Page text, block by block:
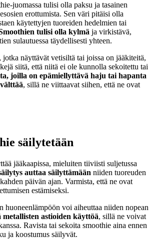
juomassa tulisi olla paksu ja tasainen
erottumista. Sen väri pitäisi olla
käytettyjen tuoreiden hedelmien tai
tulisi olla kylmä ja virkistävä,
sulautuessa täydellisesti yhteen.
jotka näyttävät vetisiltä tai joissa on jääkiteitä,
siitä, että niitä ei ole kunnolla sekoitettu tai
joilla on epämiellyttävä haju tai hapanta
, sillä ne viittaavat siihen, että ne ovat
säilytetään
jääkaapissa, mieluiten tiiviisti suljetussa
auttaa säilyttämään niiden tuoreuden
päivän ajan. Varmista, että ne ovat
estämiseksi.
huoneenlämpöön voi aiheuttaa niiden nopean
metallisten astioiden käyttöä, sillä ne voivat
Ravista tai sekoita smoothie aina ennen
ja koostumus säilyvät.